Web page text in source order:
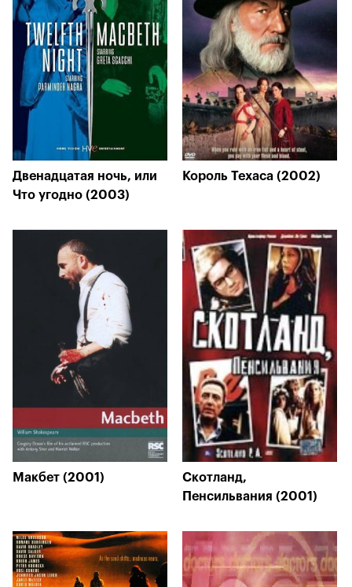
Двенадцатая ночь, или
Что угодно (2003)
Король Техаса (2002)
Макбет (2001)
Скотланд,
Пенсильвания (2001)